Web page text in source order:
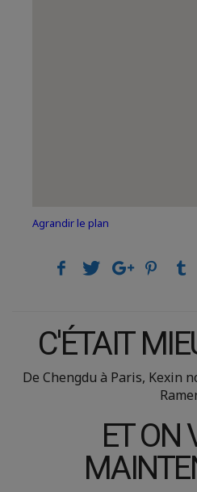
Agrandir le plan
C'ÉTAIT
De Chengdu à Paris, Kexin
ET ON